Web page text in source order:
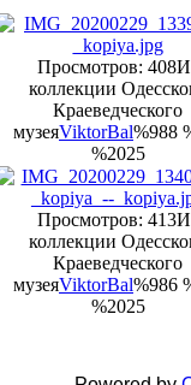
Просмотров: 408
коллекции
Краеведческого
музеяViktorBal%988
%2025
Просмотров: 413
коллекции
Краеведческого
музеяViktorBal%986
%2025